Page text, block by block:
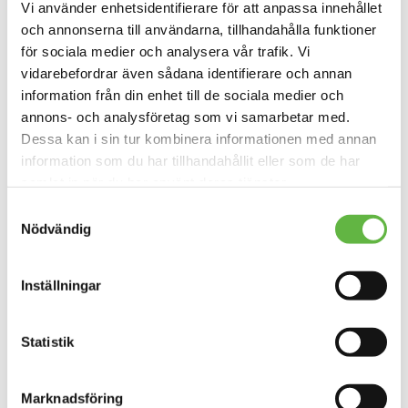
Vi använder enhetsidentifierare för att anpassa innehållet
och annonserna till användarna, tillhandahålla funktioner
för sociala medier och analysera vår trafik. Vi
vidarebefordrar även sådana identifierare och annan
information från din enhet till de sociala medier och
annons- och analysföretag som vi samarbetar med.
Dessa kan i sin tur kombinera informationen med annan
information som du har tillhandahållit eller som de har
Nödvändig
Inställningar
Statistik
Marknadsföring
Fantastisk isolering:Lättviktig, fukttransporterande
och andningsbar – ett utmärkt isoleringslager för
Premiumegenskaper:Teddy är dessutom elastisk,
snabbtorkande, skrynkelfri och slitstark.
Materialinnehåll:
94 % polyester, 6 % elastan
Vikt: ca. 310 g
Håll dig varm, bekväm och skyddad med Teddy – ett
Du kanske också gillar …